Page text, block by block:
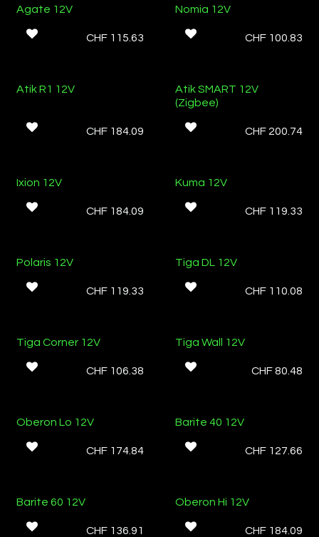
Agate 12V
CHF 115.63
Nomia 12V
CHF 100.83
Atik R1 12V
CHF 184.09
Atik SMART 12V
(Zigbee)
CHF 200.74
Ixion 12V
CHF 184.09 Ab Lager
Kuma 12V
CHF 119.33
Ab Lager
Polaris 12V
CHF 119.33 Ab Lager
Tiga DL 12V
CHF 110.08
Tiga Corner 12V
CHF 106.38
Tiga Wall 12V
CHF80.48
Oberon Lo 12V
CHF 174.84
Barite 40 12V
CHF 127.66
Barite 60 12V
CHF 136.91
Oberon Hi 12V
CHF 184.09